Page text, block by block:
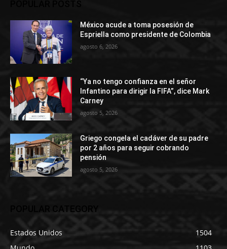
México acude a toma posesión de
Espriella como presidente de Colombia
agosto 6, 2026
“Ya no tengo confianza en el señor
Infantino para dirigir la FIFA”, dice Mark
Carney
agosto 5, 2026
Griego congela el cadáver de su padre
por 2 años para seguir cobrando
pensión
agosto 5, 2026
POPULAR CATEGORY
Estados Unidos
1504